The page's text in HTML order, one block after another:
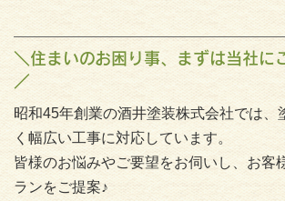
＼住まいのお困り事、まずは当社に
／
昭和45年創業の酒井塗装株式会社では、
く幅広い工事に対応しています。
皆様のお悩みやご要望をお伺いし、お客
ランをご提案♪